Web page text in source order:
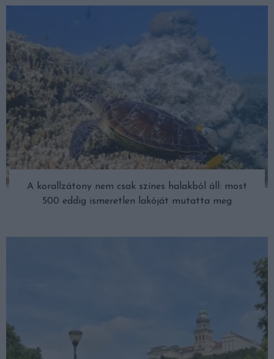
A korallzátony nem csak színes halakból áll: most
500 eddig ismeretlen lakóját mutatta meg